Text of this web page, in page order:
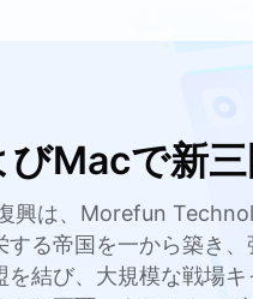
びMacで新
興は、Morefun
する帝国を一から築き
を結び、大規模な戦場